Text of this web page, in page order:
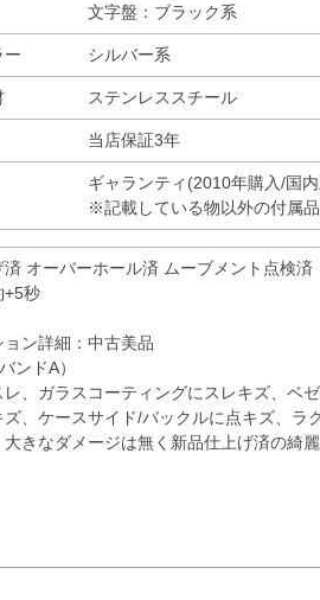
文字盤：ブラック系
ー シルバー系
ステンレススチール
当店保証3年
ギャランティ(2010年購入/国
※記載している物以外の付属品
済 オーバーホール済 ムーブメント点検済
+5秒
ョン詳細：中古美品
ンドA）
レ、ガラスコーティングにスレキズ、ベ
、ケースサイド/バックルに点キズ、ラ
きなダメージは無く新品仕上げ済の綺麗